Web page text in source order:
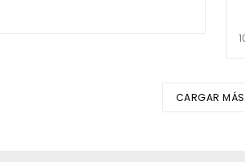
CARGAR MÁS